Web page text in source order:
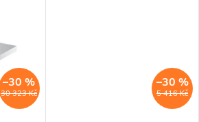
30 323 Kč
–30 %
5 416 Kč
–30 %